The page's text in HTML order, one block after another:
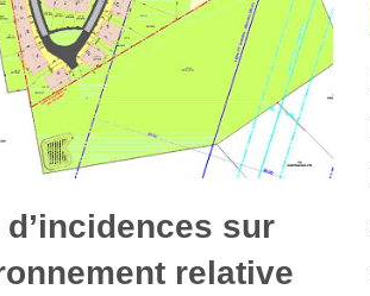
d’incidences sur
relative